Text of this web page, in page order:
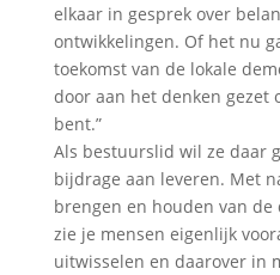
elkaar in gesprek over
ontwikkelingen. Of het nu
toekomst van de lokale
door aan het denken gezet
bent.”
Als bestuurslid wil ze daar
bijdrage aan leveren. Met
brengen en houden van de
zie je mensen eigenlijk
uitwisselen en daarover in